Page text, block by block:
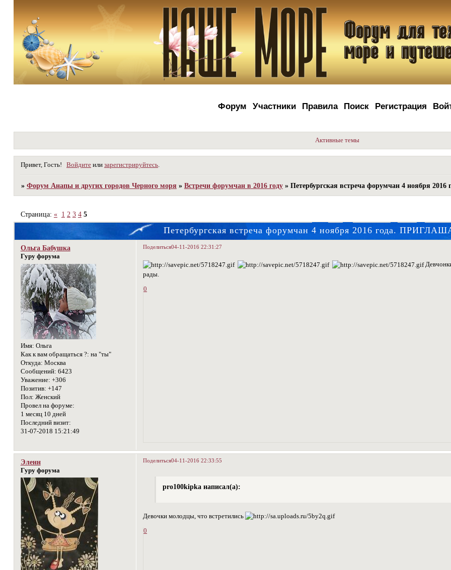
Форум Участники Правила Поиск Регистрация
Активные темы
Привет, Гость! Войдите или зарегистрируйтесь
» Форум Анапы и других городов Черного моря » Встречи форумчан в 2016 году » Петербургская встреча форумчан 4 ноября
Петербургская встреча форумчан 4 ноября 2016 года.
Страница: « 1 2 3 4 5
Поделиться04-11-2016 22:31:27
Ольга Бабушка
Гуру форума
Имя: Ольга
Как к вам обращаться ?: на "ты"
Откуда: Москва
Сообщений: 6423
Уважение: +306
Позитив: +147
Пол: Женский
Провел на форуме:
1 месяц 10 дней
Последний визит:
31-07-2018 15:21:49
рады.
0
Поделиться04-11-2016 22:33:55
Эленн
Гуру форума
pro100kipka написал(а):
Девочки молодцы, что встретились
0